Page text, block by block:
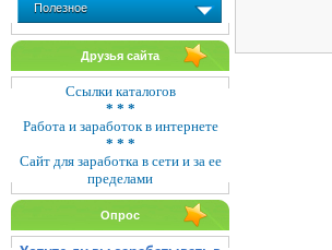
Полезное
Друзья сайта
Ссылки каталогов
* * *
Работа и заработок в интернете
* * *
Сайт для заработка в сети и за ее
пределами
Опрос